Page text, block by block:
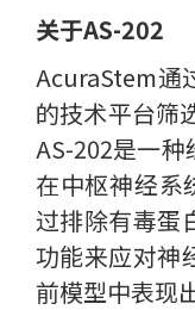
关于AS-202
AcuraStem通
的技术平台筛
AS-202是一
在中枢神经系
过排除有毒蛋
功能来应对神
前模型中表现